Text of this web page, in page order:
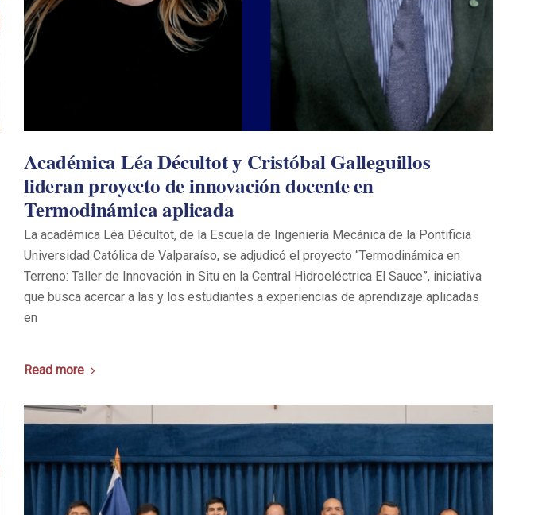
Académica Léa Décultot y Cristóbal Galleguillos
lideran proyecto de innovación docente en
Termodinámica aplicada
La académica Léa Décultot, de la Escuela de Ingeniería Mecánica de la Pontificia
Universidad Católica de Valparaíso, se adjudicó el proyecto “Termodinámica en
Terreno: Taller de Innovación in Situ en la Central Hidroeléctrica El Sauce”, iniciativa
que busca acercar a las y los estudiantes a experiencias de aprendizaje aplicadas
en
Read more